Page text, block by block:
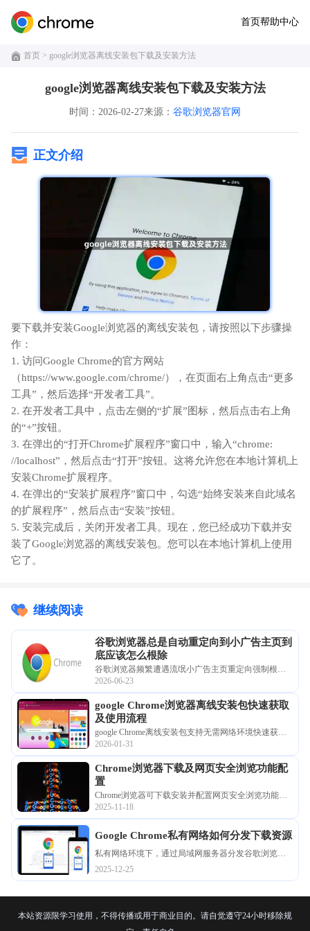
首页帮助中心
首页 > google浏览器离线安装包下载及安装方法
google浏览器离线安装包下载及安装方法
时间：2026-02-27来源： 谷歌浏览器官网
正文介绍
要下载并安装Google浏览器的离线安装包，请按照以下步骤操
作：
1. 访问Google Chrome的官方网站
（https://www.google.com/chrome/），在页面右上角点击“更多
工具”，然后选择“开发者工具”。
2. 在开发者工具中，点击左侧的“扩展”图标，然后点击右上角
的“+”按钮。
3. 在弹出的“打开Chrome扩展程序”窗口中，输入“chrome:
//localhost”，然后点击“打开”按钮。这将允许您在本地计算机上
安装Chrome扩展程序。
4. 在弹出的“安装扩展程序”窗口中，勾选“始终安装来自此域名
的扩展程序”，然后点击“安装”按钮。
5. 安装完成后，关闭开发者工具。现在，您已经成功下载并安
装了Google浏览器的离线安装包。您可以在本地计算机上使用
它了。
继续阅读
谷歌浏览器总是自动重定向到小广告主页到
底应该怎么根除
谷歌浏览器频繁遭遇流氓小广告主页重定向强制根除
的闭环深度处理策略。从系统底层启动策略锁定到恶
意逻辑粉碎，为您还原一个纯净、无冗余视觉干扰的
办公启动环境。
2026-06-23
google Chrome浏览器离线安装包快速获取
及使用流程
google Chrome离线安装包支持无需网络环境快速获取
和安装，用户可按流程完成完整配置，实现稳定运行
2026-01-31
Chrome浏览器下载及网页安全浏览功能配
置
Chrome浏览器可下载安装并配置网页安全浏览功能。
教程指导用户防护恶意网站，提高浏览安全性，实现
2025-11-18
Google Chrome私有网络如何分发下载资源
私有网络环境下，通过局域网服务器分发谷歌浏览器
安装包，实现快速统一下载与安装。
2025-12-25
本站资源限学习使用，不得传播或用于商业目的。请自觉遵守24小时移除规